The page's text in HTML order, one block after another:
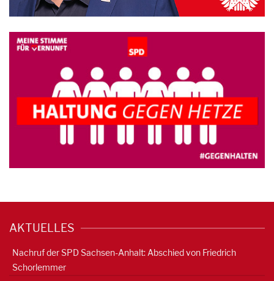
AKTUELLES
Nachruf der SPD Sachsen-Anhalt: Abschied von Friedrich
Schorlemmer